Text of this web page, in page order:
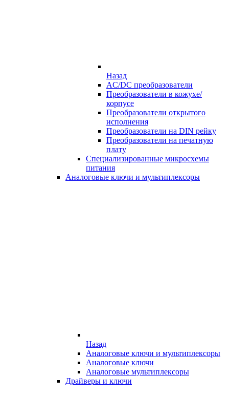
Назад
AC/DC преобразователи
Преобразователи в кожухе/
корпусе
Преобразователи открытого
исполнения
Преобразователи на DIN рейку
Преобразователи на печатную
плату
Специализированные микросхемы
питания
Аналоговые ключи и мультиплексоры
Назад
Аналоговые ключи и мультиплексоры
Аналоговые ключи
Аналоговые мультиплексоры
Драйверы и ключи